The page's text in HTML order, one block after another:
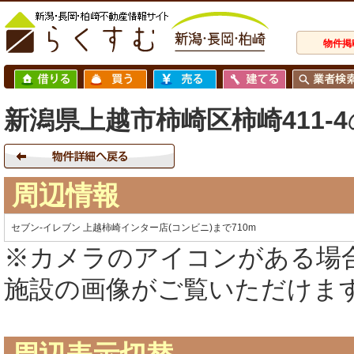
物件掲
新潟県上越市柿崎区柿崎411-4
周辺情報
セブン-イレブン 上越柿崎インター店(コンビニ)まで710m
※カメラのアイコンがある場
施設の画像がご覧いただけま